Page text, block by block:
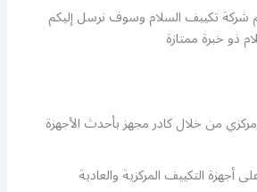
شركة تكييف السلام وسوف نرسل إليكم
ذو خبرة ممتازة
من خلال كادر مجهز بأحدث الأجهزة
أجهزة التكييف المركزية والعادية